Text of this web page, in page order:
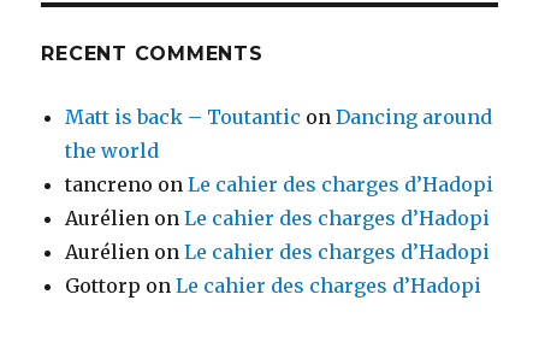
RECENT COMMENTS
Matt is back – Toutantic onDancing around
the world
tancreno onLe cahier des charges d’Hadopi
Aurélien onLe cahier des charges d’Hadopi
Aurélien onLe cahier des charges d’Hadopi
Gottorp onLe cahier des charges d’Hadopi